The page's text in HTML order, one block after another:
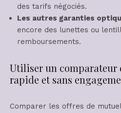
des tarifs négociés.
Les autres garanties
encore des lunettes ou
remboursements.
Utiliser un comparateur
rapide et sans
Comparer les offres de